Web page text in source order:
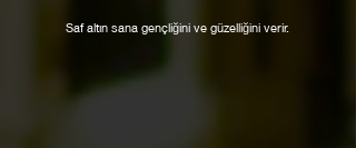
Saf altın sana gençliğini ve güzelliğini verir.